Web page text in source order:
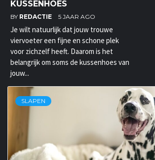
KUSSENHOES
BY REDACTIE 5 JAAR AGO
Je wilt natuurlijk dat jouw trouwe
viervoeter een fijne en schone plek
voor zichzelf heeft. Daarom is het
belangrijk om soms de kussenhoes van
jouw...
SLAPEN